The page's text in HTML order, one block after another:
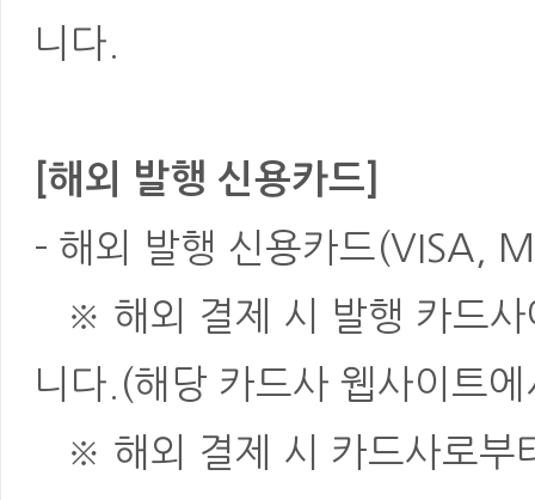
니다.
[해외 발행 신용카드]
- 해외 발행 신용카드(VISA,
※ 해외 결제 시 발행 카드사
니다.(해당 카드사 웹사이트
※ 해외 결제 시 카드사로부